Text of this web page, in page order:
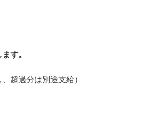
ます。
、超過分は別途支給）